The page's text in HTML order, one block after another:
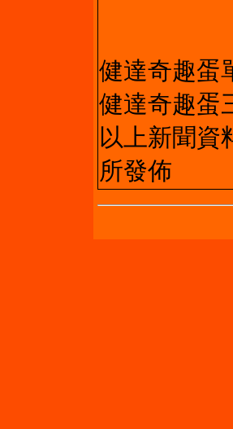
健達奇趣蛋
健達奇趣蛋
以上新聞資
所發佈